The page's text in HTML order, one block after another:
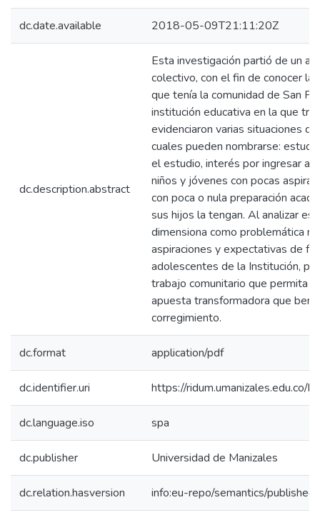
dc.date.available 2018-05-09T21:11:20Z
dc.description.abstract
Esta investigación partió de un
colectivo, con el fin de conocer
que tenía la comunidad de San
institución educativa en la que
evidenciaron varias situaciones
cuales pueden nombrarse:
el estudio, interés por ingresar al
niños y jóvenes con pocas
con poca o nula preparación
sus hijos la tengan. Al analizar
dimensiona como problemática
aspiraciones y expectativas de
adolescentes de la Institución,
trabajo comunitario que permita
apuesta transformadora que
corregimiento.
dc.format application/pdf
dc.identifier.uri https://
dc.language.iso spa
dc.publisher Universidad de Manizales
dc.relation.hasversion info:eu-repo/semantics/